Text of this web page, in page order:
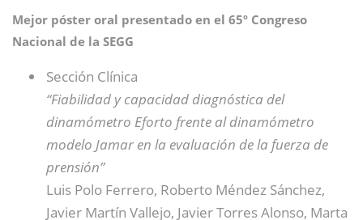
Mejor póster oral presentado en el 65º Congreso
Nacional de la SEGG
Sección Clínica
“Fiabilidad y capacidad diagnóstica del
dinamómetro Eforto frente al dinamómetro
modelo Jamar en la evaluación de la fuerza de
prensión”
Luis Polo Ferrero, Roberto Méndez Sánchez,
Javier Martín Vallejo, Javier Torres Alonso, Marta